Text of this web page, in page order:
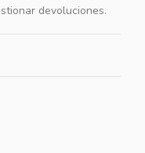
devoluciones.